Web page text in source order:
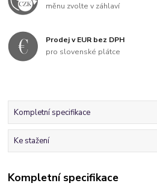
měnu zvolte v záhlaví
Prodej v EUR bez DPH
pro slovenské plátce
Kompletní specifikace
Ke stažení
Kompletní specifikace